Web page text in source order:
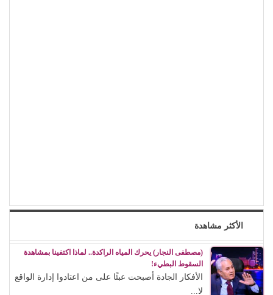
الأكثر مشاهدة
(مصطفى النجار) يحرك المياه الراكدة.. لماذا اكتفينا بمشاهدة
السقوط البطيء!
الأفكار الجادة أصبحت عبئًا على من اعتادوا إدارة الواقع
لا...